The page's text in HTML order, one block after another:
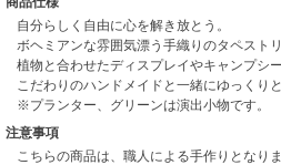
自分らしく自由に心を解き放とう。
ボヘミアンな雰囲気漂う手織りのタペストリ
植物と合わせたディスプレイやキャンプシ
こだわりのハンドメイドと一緒にゆっくり
※プランター、グリーンは演出小物です。
注意事項
こちらの商品は、職人による手作りとなり